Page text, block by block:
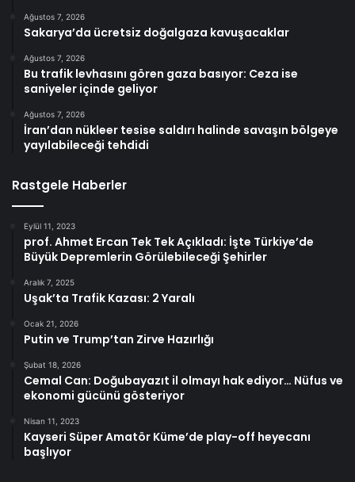
Ağustos 7, 2026
Sakarya’da ücretsiz doğalgaza kavuşacaklar
Ağustos 7, 2026
Bu trafik levhasını gören gaza basıyor: Ceza ise
saniyeler içinde geliyor
Ağustos 7, 2026
İran’dan nükleer tesise saldırı halinde savaşın bölgeye
yayılabileceği tehdidi
Rastgele Haberler
Eylül 11, 2023
prof. Ahmet Ercan Tek Tek Açıkladı: İşte Türkiye’de
Büyük Depremlerin Görülebileceği Şehirler
Aralık 7, 2025
Uşak’ta Trafik Kazası: 2 Yaralı
Ocak 21, 2026
Putin ve Trump’tan Zirve Hazırlığı
Şubat 18, 2026
Cemal Can: Doğubayazıt il olmayı hak ediyor… Nüfus ve
ekonomi gücünü gösteriyor
Nisan 11, 2023
Kayseri Süper Amatör Küme’de play-off heyecanı
başlıyor